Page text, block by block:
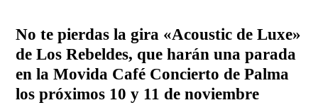
No te pierdas la gira «Acoustic de Luxe»
de Los Rebeldes, que harán una parada
en la Movida Café Concierto de Palma
los próximos 10 y 11 de noviembre